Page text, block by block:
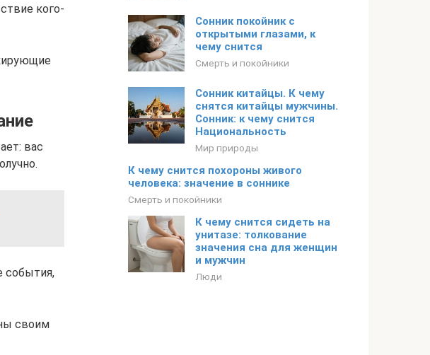
кого-
вас
события,
своим
Сонник покойник с
открытыми глазами, к
чему снится
Смерть и покойники
Сонник китайцы. К чему
снятся китайцы мужчины.
Сонник: к чему снится
Национальность
Мир природы
К чему снится похороны живого
человека: значение в соннике
Смерть и покойники
К чему снится сидеть на
унитазе: толкование
значения сна для женщин
и мужчин
Люди